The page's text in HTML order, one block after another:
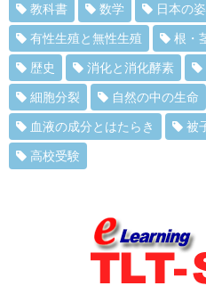
教科書 数学 日本の姿
有性生殖と無性生殖 根・
歴史 消化と消化酵素
細胞分裂 自然の中の生命
血液の成分とはたらき 被
高校受験